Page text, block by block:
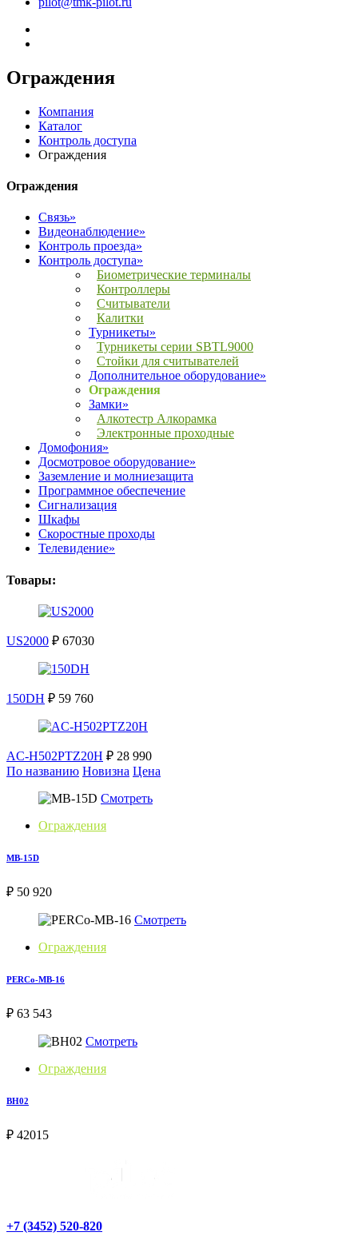
Ограждения
Компания
Каталог
Контроль доступа
Ограждения
Ограждения
Связь»
Видеонаблюдение»
Контроль проезда»
Контроль доступа»
Биометрические терминалы
Контроллеры
Считыватели
Калитки
Турникеты»
Турникеты серии SBTL9000
Стойки для считывателей
Дополнительное оборудование»
Ограждения
Замки»
Алкотестр Алкорамка
Электронные проходные
Домофония»
Досмотровое оборудование»
Заземление и молниезащита
Программное обеспечение
Сигнализация
Шкафы
Скоростные проходы
Телевидение»
Товары:
US2000 ₽ 67030
150DH ₽ 59 760
AC-H502PTZ20H ₽ 28 990
По названию Новизна Цена
Смотреть
Ограждения
MB-15D
₽ 50 920
Смотреть
Ограждения
PERCo-MB-16
₽ 63 543
Смотреть
Ограждения
BH02
₽ 42015
+7 (3452) 520-820